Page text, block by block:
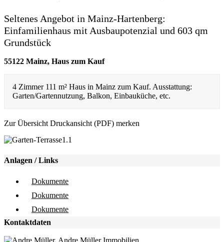
Seltenes Angebot in Mainz-Hartenberg:
Einfamilienhaus mit Ausbaupotenzial und 603 qm
Grundstück
55122 Mainz, Haus zum Kauf
4 Zimmer 111 m² Haus in Mainz zum Kauf. Ausstattung:
Garten/Gartennutzung, Balkon, Einbauküche, etc.
Zur Übersicht Druckansicht (PDF) merken
Anlagen / Links
Dokumente
Dokumente
Dokumente
Kontaktdaten